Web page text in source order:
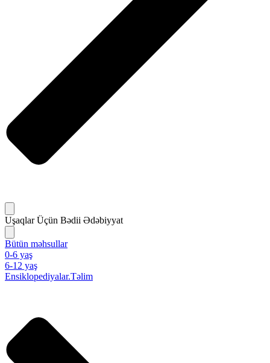
Uşaqlar Üçün Bədii Ədəbiyyat
Bütün məhsullar
0-6 yaş
6-12 yaş
Ensiklopediyalar.Təlim